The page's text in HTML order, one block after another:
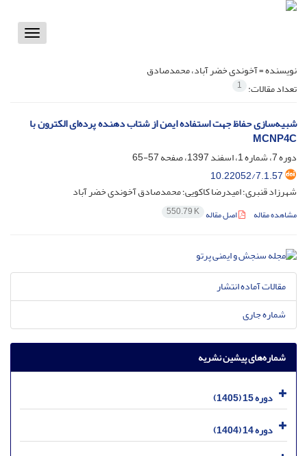
Toggle
نویسنده =آخوندی خضر آباد، محمدصادق
تعداد مقالات: 1
شبیه‌سازی حفاظ جهت استفاده ایمن از شتاب دهنده پرده‌ای الکترون با
MCNP4C
دوره 7، شماره 1، اسفند 1397، صفحه
57-65
10.22052/7.1.57
شهرزاد قنبری؛ امیدرضا کاکویی؛ محمدصادق آخوندی خضر آباد
مشاهده مقاله اصل مقاله 550.79 K
مقالات آماده انتشار
شماره جاری
شماره‌های پیشین نشریه
دوره 15 (1405)
دوره 14 (1404)